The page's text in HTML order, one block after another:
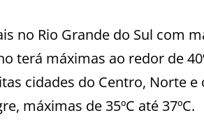
no Rio Grande do Sul com
terá máximas ao redor de
cidades do Centro, Norte e
máximas de 35ºC até 37ºC.